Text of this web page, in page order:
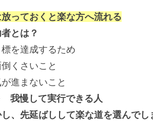
放っておくと楽な方へ流れる
とは？
達成するため
さいこと
まないこと
我慢して実行できる人
し、先延ばしして楽な道を選んでし